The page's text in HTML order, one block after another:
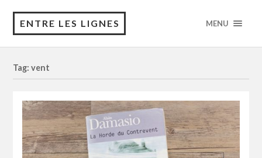
ENTRE LES LIGNES MENU
Tag: vent